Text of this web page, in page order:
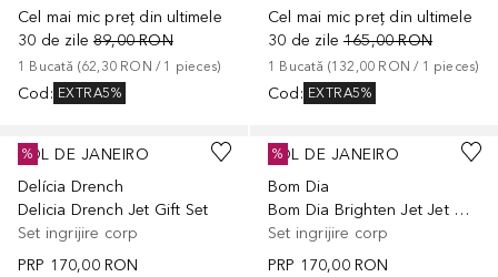
Cel mai mic preț din ultimele
30 de zile 89,00 RON
1 Bucată (62,30 RON / 1 pieces)
Cod : EXTRA5%
Cel mai mic preț din ultimele
30 de zile 165,00 RON
1 Bucată (132,00 RON / 1 pieces)
Cod : EXTRA5%
SOL DE JANEIRO
Delícia Drench
Delicia Drench Jet Gift Set
Set ingrijire corp
PRP 170,00 RON
%
SOL DE JANEIRO
Bom Dia
Bom Dia Brighten Jet Jet Gift Set
Set ingrijire corp
PRP 170,00 RON
%